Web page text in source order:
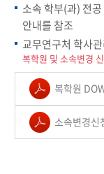
소속 학부(과) 전
안내를 참조
교무연구처 학사
복학원 및 소속변경
복학원
소속변경신